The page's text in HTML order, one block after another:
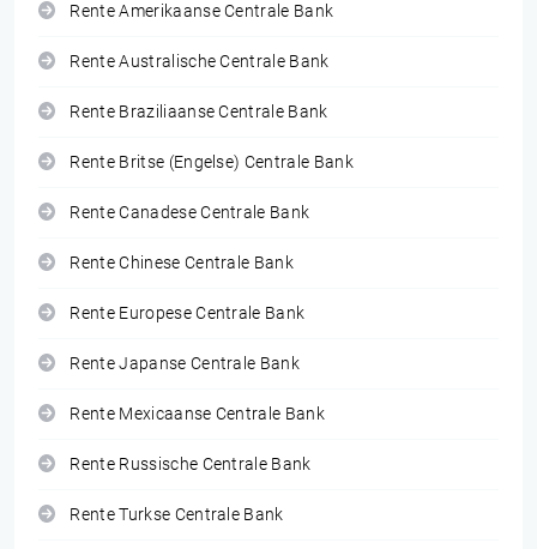
Rente Amerikaanse Centrale Bank
Rente Australische Centrale Bank
Rente Braziliaanse Centrale Bank
Rente Britse (Engelse) Centrale Bank
Rente Canadese Centrale Bank
Rente Chinese Centrale Bank
Rente Europese Centrale Bank
Rente Japanse Centrale Bank
Rente Mexicaanse Centrale Bank
Rente Russische Centrale Bank
Rente Turkse Centrale Bank